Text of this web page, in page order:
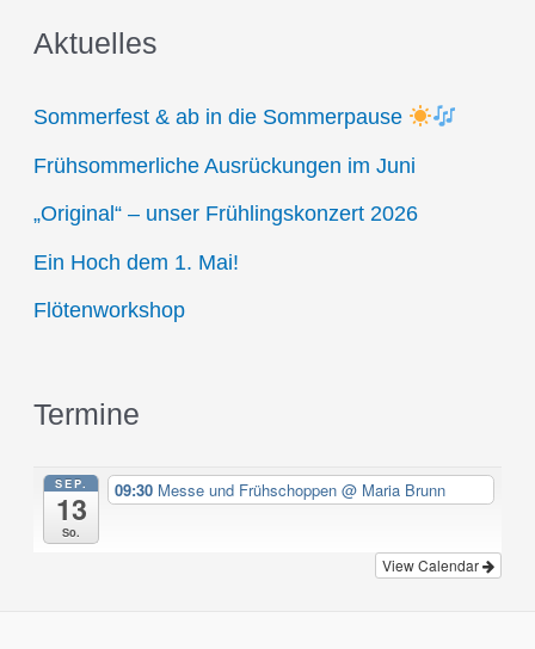
r
h
f
o
r
:
Aktuelles
Sommerfest & ab in die Sommerpause
Frühsommerliche Ausrückungen im Juni
„Original“ – unser Frühlingskonzert 2026
Ein Hoch dem 1. Mai!
Flötenworkshop
Termine
SEP.
13
So.
09:30 Messe und Frühschoppen@ Maria Brunn
View Calendar